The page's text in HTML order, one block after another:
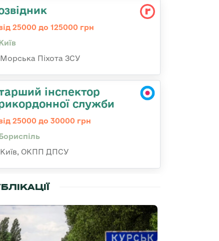
25000 до 125000 грн
Морська Піхота ЗСУ
інспектор
служби
25000 до 30000 грн
Київ, ОКПП ДПСУ